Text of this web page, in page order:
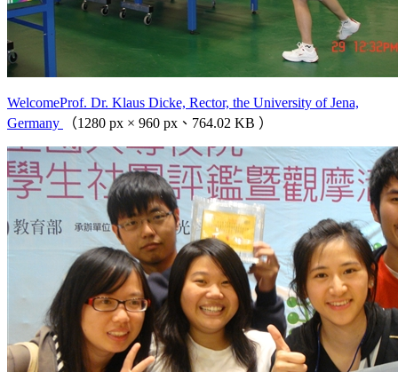
WelcomeProf. Dr. Klaus Dicke, Rector, the University of Jena,
Germany
（1280 px × 960 px、764.02 KB ）